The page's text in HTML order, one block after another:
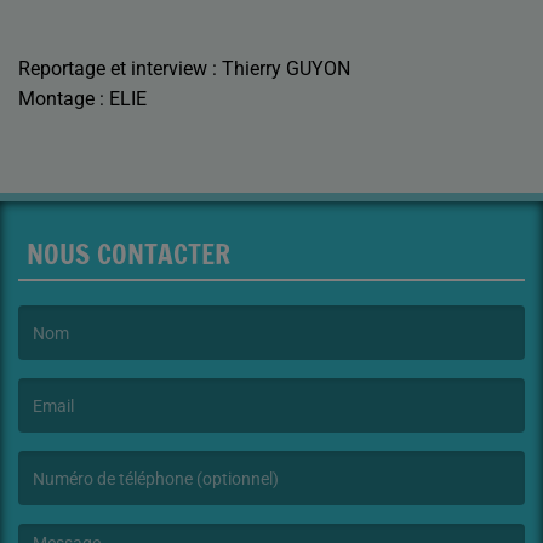
Reportage et interview : Thierry GUYON
Montage : ELIE
NOUS CONTACTER